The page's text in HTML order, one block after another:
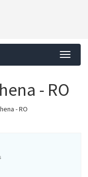
- RO
- RO